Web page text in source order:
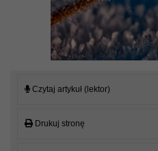
Czytaj artykuł (lektor)
Drukuj stronę